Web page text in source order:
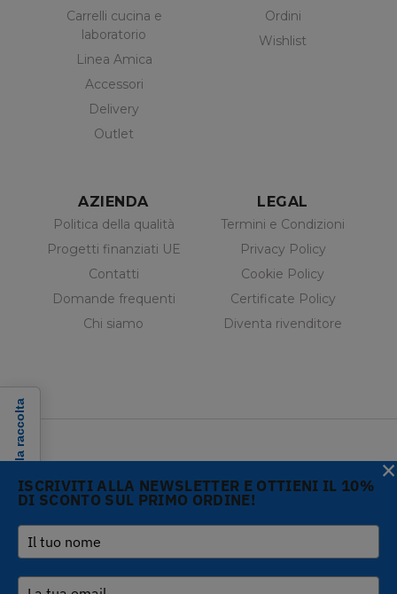
Carrelli cucina e
laboratorio
Linea Amica
Accessori
Delivery
Outlet
Ordini
Wishlist
AZIENDA
Politica della qualità
Progetti finanziati UE
Contatti
Domande frequenti
Chi siamo
LEGAL
Termini e Condizioni
Privacy Policy
Cookie Policy
Certificate Policy
Diventa rivenditore
Copyright © 2026 Gi.Metal
srl - VAT no. 01888690979
Telefono :+39 0573
1943680-
Informativa sulla raccoltaISCRIVITI ALLA NEWSLETTER E OTTIENI IL 10%
DI SCONTO SUL PRIMO ORDINE!
×